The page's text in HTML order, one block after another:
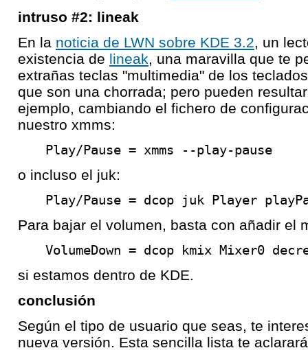
intruso #2: lineak
En la noticia de LWN sobre KDE 3.2, un
existencia de lineak, una maravilla que te
extrañas teclas "multimedia" de los
que son una chorrada; pero pueden
ejemplo, cambiando el fichero de
nuestro xmms:
Play/Pause = xmms --play-pause
o incluso el juk:
Play/Pause = dcop juk Player
Para bajar el volumen, basta con añadir el
VolumeDown = dcop kmix Mixer0
si estamos dentro de KDE.
conclusión
Según el tipo de usuario que seas, te
nueva versión. Esta sencilla lista te